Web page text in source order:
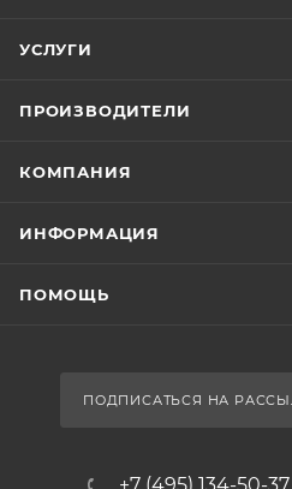
УСЛУГИ
ПРОИЗВОДИТЕЛИ
КОМПАНИЯ
ИНФОРМАЦИЯ
ПОМОЩЬ
ПОДПИСАТЬСЯ НА